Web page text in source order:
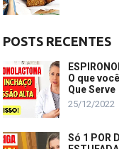
POSTS RECENTES
O que
Que Serve
25/12/2022
Só 1 POR